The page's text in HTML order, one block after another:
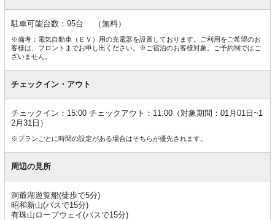
駐車可能台数：95台 （無料）
※備考：電気自動車（ＥＶ）用の充電器を設置しております。ご利用をご希望のお
客様は、フロントまでお申し出ください。※ご宿泊のお客様対象。ご予約制ではご
ざいません。
チェックイン・アウト
チェックイン：15:00 チェックアウト：11:00（対象期間：01月01日~1
2月31日）
※プランごとに時間の設定がある場合はそちらが優先されます。
周辺の見所
洞爺湖遊覧船(徒歩で5分)
昭和新山(バスで15分)
有珠山ロープウェイ(バスで15分)